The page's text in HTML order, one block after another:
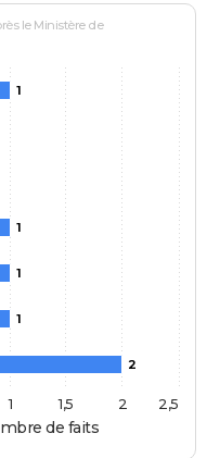
de faits
le Ministère de
1
1
1
1
2
1 1,5 2 2,5